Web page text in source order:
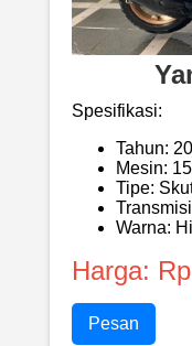
Spesifikasi:
Tahun:
Mesin:
Tipe:
Warna:
Harga:
Pesan